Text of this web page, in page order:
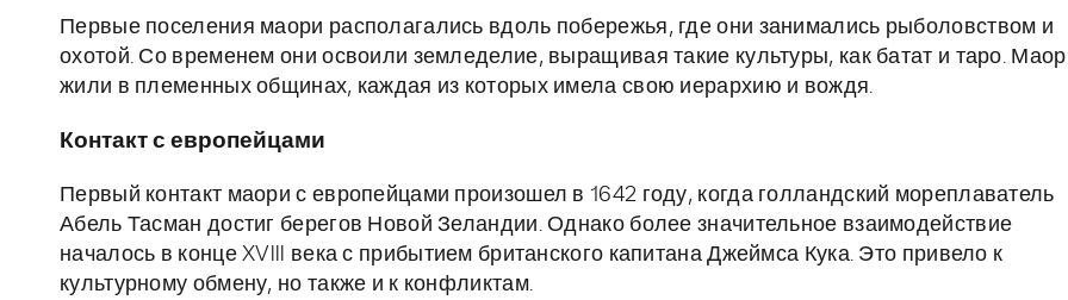
Первые поселения маори располагались вдоль побережья, где они занимались рыболовством и
охотой. Со временем они освоили земледелие, выращивая такие культуры, как батат и таро.
жили в племенных общинах, каждая из которых имела свою иерархию и вождя.
Контакт с европейцами
Первый контакт маори с европейцами произошел в 1642 году, когда голландский мореплаватель
Абель Тасман достиг берегов Новой Зеландии. Однако более значительное взаимодействие
началось в конце XVIII века с прибытием британского капитана Джеймса Кука. Это привело к
культурному обмену, но также и к конфликтам.